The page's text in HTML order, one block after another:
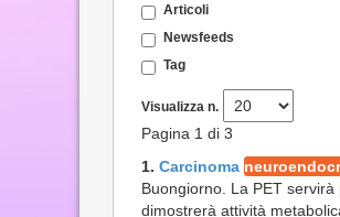
Articoli
Newsfeeds
Tag
Visualizza n.
Pagina 1 di 3
1. Carcinoma
Buongiorno. La PET
dimostrerà attività